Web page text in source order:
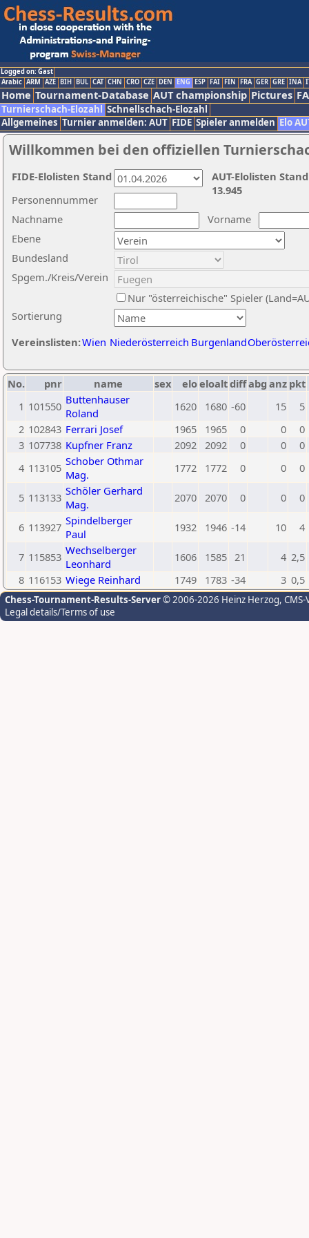
Logged on: Gast
Arabic ARM AZE BIH BUL CAT CHN CRO CZE DEN ENG ESP FAI FIN FRA GER GRE INA
Home Tournament-Database AUT championship Pictures
Turnierschach-Elozahl Schnellschach-Elozahl
Allgemeines Turnier anmelden: AUT FIDE Spieler anmelden Elo
Willkommen bei den offiziellen
Nachname
Vorname
Ebene
Sortierung
Personennummer
Bundesland
Spgem./Kreis/Verein
Nur "österreichische" Spieler
Vereinslisten:Wien Niederösterreich Burgenland
AUT-Elolisten
13.945
FIDE-Elolisten Stand
No. pnr name sex eloeloaltdiffabg anz pkt
1 101550 Buttenhauser
Roland
1620 1680 -60 15
5
2 102843 Ferrari Josef 1965 1965 0 0
0
3 107738 Kupfner Franz 2092 2092 0 0
0
4 113105 Schober Othmar
Mag.
1772 1772 0 0 0
5 113133 Schöler Gerhard
Mag.
2070 2070 0 0 0
6 113927 Spindelberger
Paul
1932 1946 -14 10 4
7 115853 Wechselberger
Leonhard
1606 1585 21 4 2,5
8 116153 Wiege Reinhard 1749 1783 -34 3 0,5
Chess-Tournament-Results-Server© 2006-2026 Heinz Herzog,
Legal details/Terms of use